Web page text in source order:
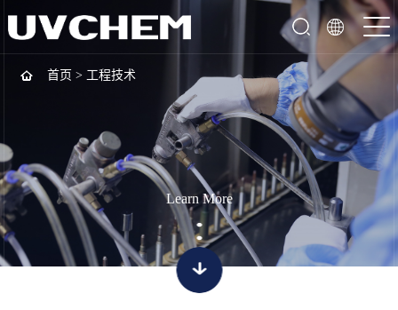
首页 > 工程技术
Learn More